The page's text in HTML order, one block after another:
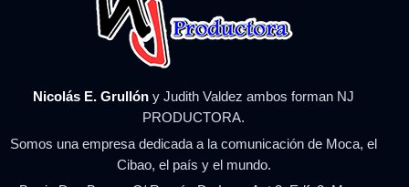
Nicolás E. Grullón y Judith Valdez ambos forman NJ
PRODUCTORA.
Somos una empresa dedicada a la comunicación de Moca, el
Cibao, el país y el mundo.